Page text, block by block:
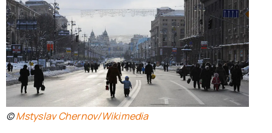
©Mstyslav Chernov/Wikimedia